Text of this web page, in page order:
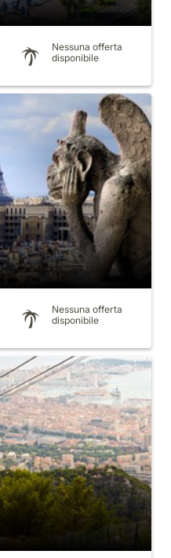
Nessuna offerta
disponibile
Nessuna offerta
disponibile